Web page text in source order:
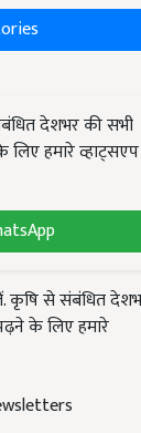
देशभर की सभी
हमारे
कृषि से संबंधित
के लिए हमारे